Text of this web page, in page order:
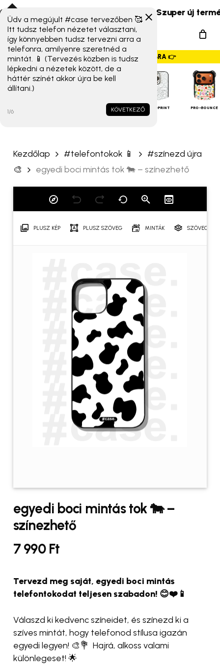
Skip
to
main
content
17T széria) érkeztek! ☀️ Szuper új
search
Menu
GYORSMENÜ SZALAG – HÚZZ JOBBRA 👉
iPHONE
MAGSAFE FULL-PRINT PRO-BOUNCE
Kezdőlap #telefontokok 📱
#színezd újra
🎨
egyedi boci mintás tok 🐄 – színezhető
PLUSZ KÉP PLUSZ SZÖVEG MINTÁK
egyedi boci mintás tok 🐄 –
színezhető
7 990 Ft
Tervezd meg saját, egyedi boci mintás
telefontokodat teljesen szabadon! 😊❤️📱
Válaszd ki kedvenc színeidet, és színezd ki a
szíves mintát, hogy telefonod stílusa igazán
egyedi legyen! 🎨💐 Hajrá, alkoss valami
különlegeset! 🌟
„egyedi boci mintás tok 🐄
– színezhető” értékelése
elsőként
Az e-mail címet nem tesszük
A kötelező mezőket
karakterrel jelöltük
Értékelésed*
Név*
E-mail*
A nevem, e-mail címem, és
weboldalcímem mentése a
böngészőben a következő
hozzászólásomhoz.
Üdv a megújult #case tervezőben 🥰
Itt tudsz telefon nézetet választani,
így könnyebben tudsz tervezni arra a
telefonra, amilyenre szeretnéd a
mintát. 📱 (Tervezés közben is tudsz
lépkedni a nézetek között, de a
háttér színét akkor újra be kell
állítani.)
KÖVETKEZŐ
1/6